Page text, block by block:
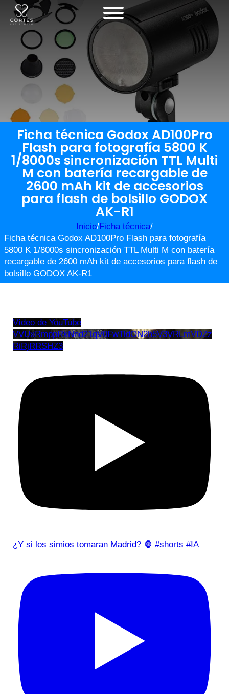
Ficha técnica Godox AD100Pro
Flash para fotografía 5800 K
1/8000s sincronización TTL Multi
M con batería recargable de
2600 mAh kit de accesorios
para flash de bolsillo GODOX
AK-R1
Inicio/Ficha técnica/
Ficha técnica Godox AD100Pro Flash para fotografía
5800 K 1/8000s sincronización TTL Multi M con batería
recargable de 2600 mAh kit de accesorios para flash de
bolsillo GODOX AK-R1
Vídeo de YouTube
VVUxRmppRkNnd21qV0FwTldON2h5V3VRLmVDZz
RiRjRRSHZ3
¿Y si los simios tomaran Madrid? 🦍 #shorts #IA